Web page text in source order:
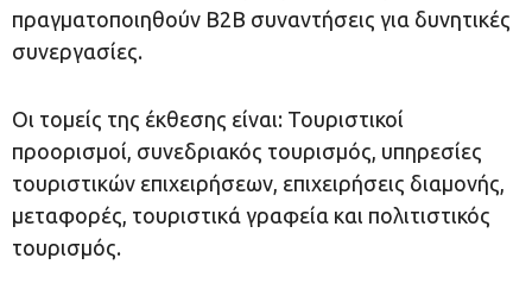
πραγματοποιηθούν B2B συναντήσεις για δυνητικές
συνεργασίες.
Οι τομείς της έκθεσης είναι: Τουριστικοί
προορισμοί, συνεδριακός τουρισμός, υπηρεσίες
τουριστικών επιχειρήσεων, επιχειρήσεις διαμονής,
μεταφορές, τουριστικά γραφεία και πολιτιστικός
τουρισμός.